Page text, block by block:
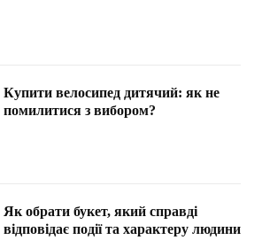
Купити велосипед дитячий: як не
помилитися з вибором?
Як обрати букет, який справді
відповідає події та характеру людини